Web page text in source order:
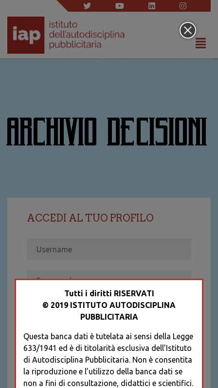
ARCHIVIO DECISIONI
ACCEDI AL TUO PROFILO
Recupera password
REGISTRATI
* I CAMPI CONTRASSEGNATI SONO
OBBLIGATORI
Tutti i diritti RISERVATI
© 2019 ISTITUTO AUTODISCIPLINA
PUBBLICITARIA
Questa banca dati è tutelata ai sensi della Legge
633/1941 ed è di titolarità esclusiva dell’Istituto
di Autodisciplina Pubblicitaria. Non è consentita
la riproduzione e l’utilizzo della banca dati se
non a fini di consultazione, didattici e scientifici.